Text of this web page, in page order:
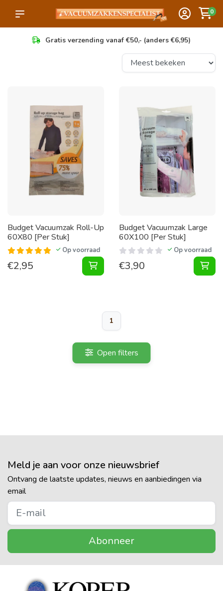
0
Gratis verzending vanaf €50,- (anders €6,95)
Budget Vacuumzak Roll-Up
60X80 [Per Stuk]
Op voorraad
€2,95 Vacuumzak Roll-Up 60X80 [Per
Budget Vacuumzak Large
60X100 [Per Stuk]
Op voorraad
€3,90
1
Open filters
Meld je aan voor onze nieuwsbrief
Ontvang de laatste updates, nieuws en aanbiedingen via
email
Abonneer